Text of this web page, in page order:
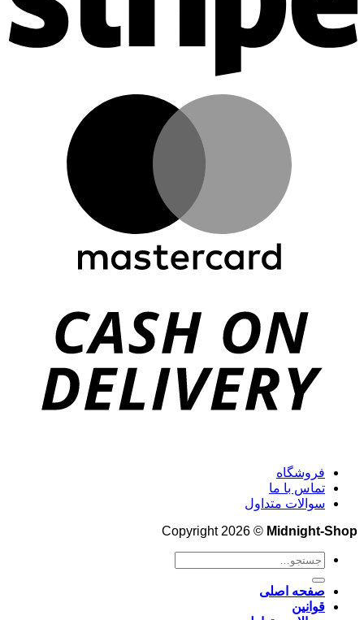
فروشگاه
تماس با ما
سوالات متداول
Copyright 2026 © Midnight-Shop
جستجو
صفحه اصلی
قوانین